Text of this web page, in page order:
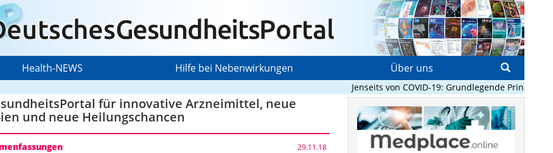
Health-NEWS Hilfe bei Nebenwirkungen Über uns
Jenseits von COVID-19: Grundlegende Prinzipien,
für innovative Arzneimittel, neue
und neue Heilungschancen
29.11.18